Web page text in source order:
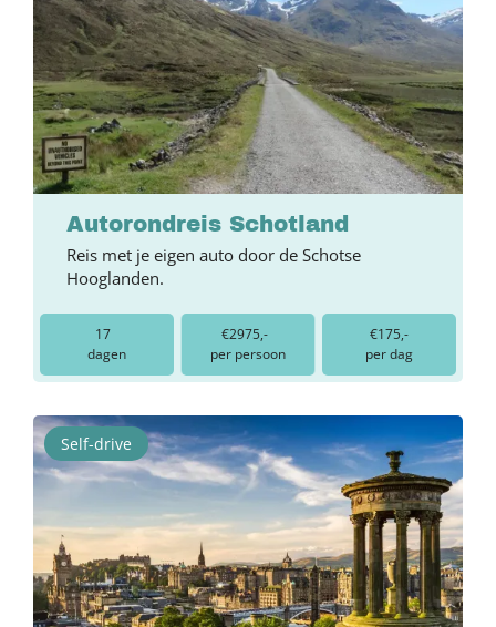
Autorondreis Schotland
Reis met je eigen auto door de Schotse
Hooglanden.
17
dagen
€2975,-
per persoon
€175,-
per dag
Self-drive